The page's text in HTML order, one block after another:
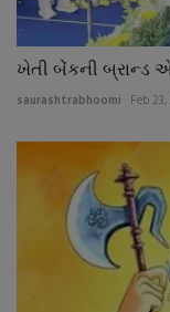
ખેતી બેંકની બ્રાન્ડ
saurashtrabhoomi Feb